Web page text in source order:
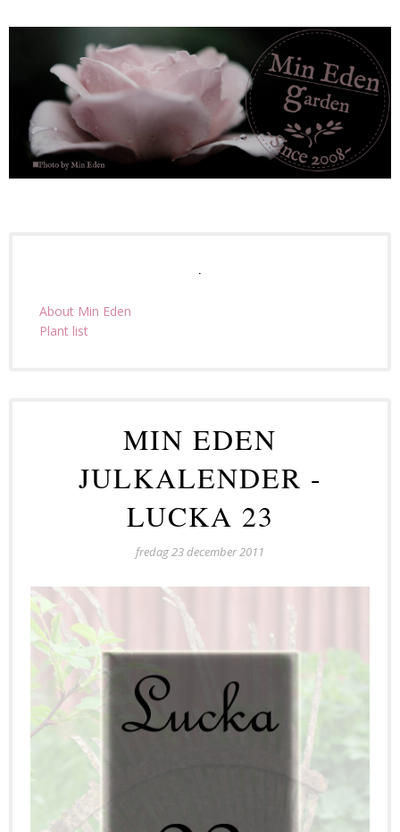
About Min Eden
Plant list
MIN EDEN
JULKALENDER -
LUCKA 23
fredag 23 december 2011